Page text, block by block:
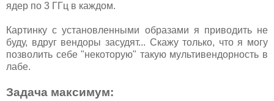
ядер по 3 ГГц в каждом.
Картинку с установленными образами я приводить не
буду, вдруг вендоры засудят... Скажу только, что я могу
позволить себе "некоторую" такую мультивендорность в
лабе.
Задача максимум: